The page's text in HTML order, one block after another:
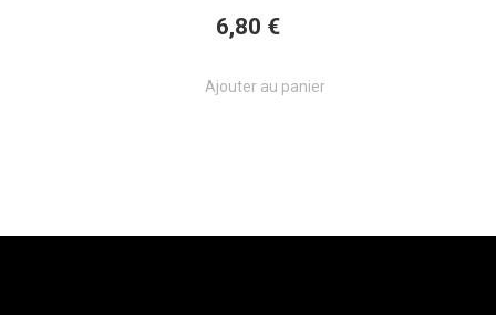
6,80 €
Ajouter au panier